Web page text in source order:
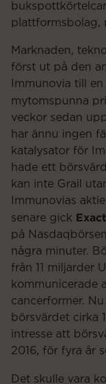
plattformsbolag,
Marknaden,
först ut på den
Immunovia till
mytomspunna
veckor sedan
har ännu ingen
katalysator för
hade ett
kan inte Grail
Immunovias
senare gick
på
några minuter.
från 11 miljarder
kommunicerade
cancerformer.
börsvärdet cirka
intresse att
2016, för fyra år
Det skulle vara